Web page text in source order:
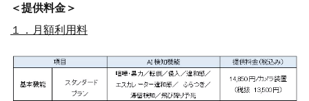
＜提供料金＞
１．月額利用料